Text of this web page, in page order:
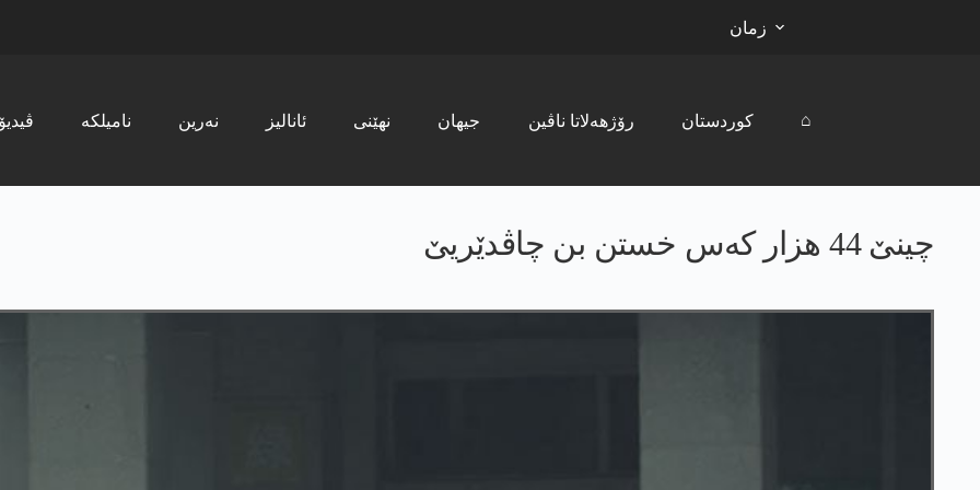
زمان
ڤیدیۆ نامیلکە نەرین ئانالیز نھێنی جیھان رۆژھەلاتا ناڤین کوردستان ⌂
چینێ 44 هزار كه‌س خستن بن چاڤدێریێ